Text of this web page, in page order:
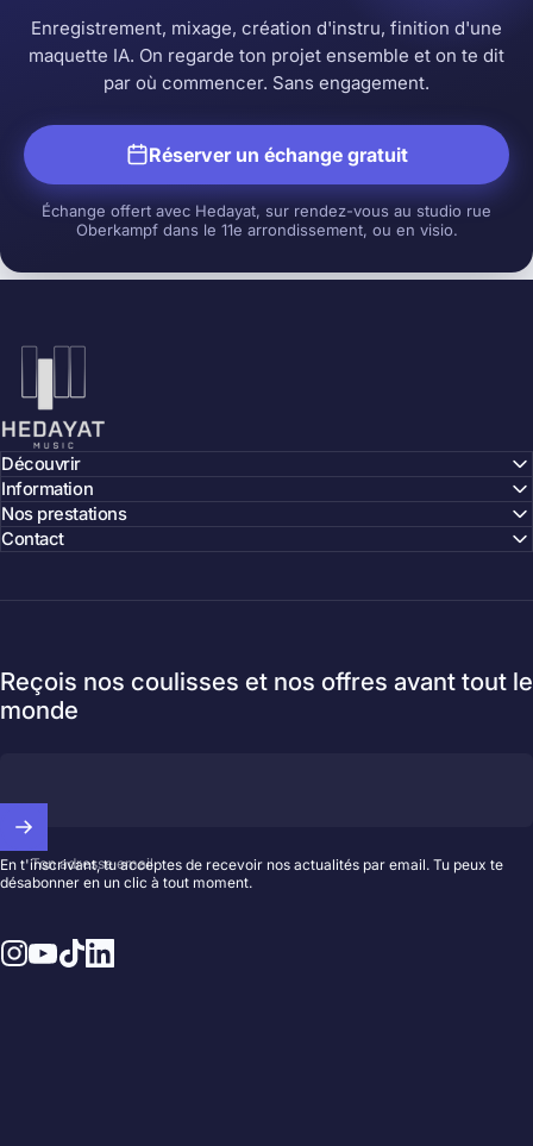
Enregistrement, mixage, création d'instru, finition d'une
maquette IA. On regarde ton projet ensemble et on te dit
par où commencer. Sans engagement.
Réserver un échange gratuit
Échange offert avec Hedayat, sur rendez-vous au studio rue
Oberkampf dans le 11e arrondissement, ou en visio.
Hedayat Music
Découvrir
Information
Nos prestations
Contact
Reçois nos coulisses et nos offres avant tout le
monde
Ton adresse email
En t'inscrivant, tu acceptes de recevoir nos actualités par email. Tu peux te
désabonner en un clic à tout moment.